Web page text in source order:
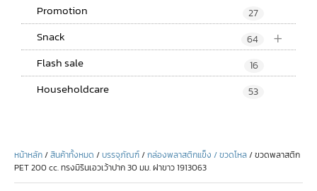
Promotion 27
+
Snack 64
Flash sale 16
Householdcare 53
หน้าหลัก/สินค้าทั้งหมด /บรรจุภัณฑ์/กล่องพลาสติกแข็ง / ขวดโหล/ ขวดพลาสติก
PET 200 cc. ทรงมิรินเอวเว้าปาก 30 มม. ฝาขาว 1913063